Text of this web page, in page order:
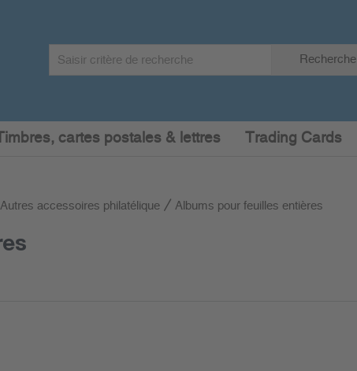
Recherche
cartes postales & lettres Trading Cards
Autres accessoires philatélique Albums pour feuilles entières